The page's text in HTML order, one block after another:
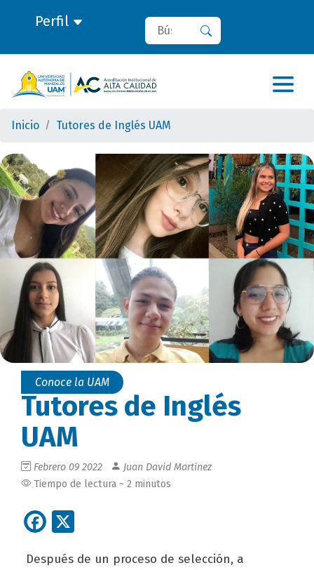
Perfil Buscar
Inicio Tutores de Inglés UAM
Conoce la UAM
Tutores de Inglés
UAM
Febrero 09 2022
Juan David Martinez
Tiempo de lectura ~ 2 minutos
Facebook
Después de un proceso de selección, a